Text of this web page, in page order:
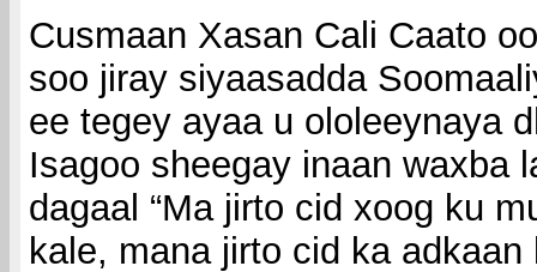
Cusmaan Xasan Cali Caato
soo jiray siyaasadda
ee tegey ayaa u ololeeynaya
Isagoo sheegay inaan waxba
dagaal “Ma jirto cid xoog ku
kale, mana jirto cid ka